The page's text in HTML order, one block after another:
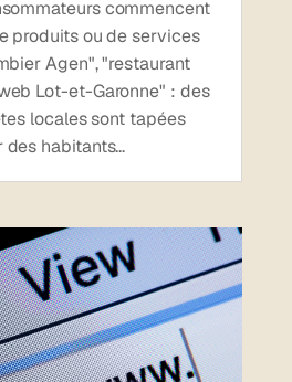
commencent
produits ou de services
Agen", "restaurant
Lot-et-Garonne" : des
locales sont tapées
habitants...